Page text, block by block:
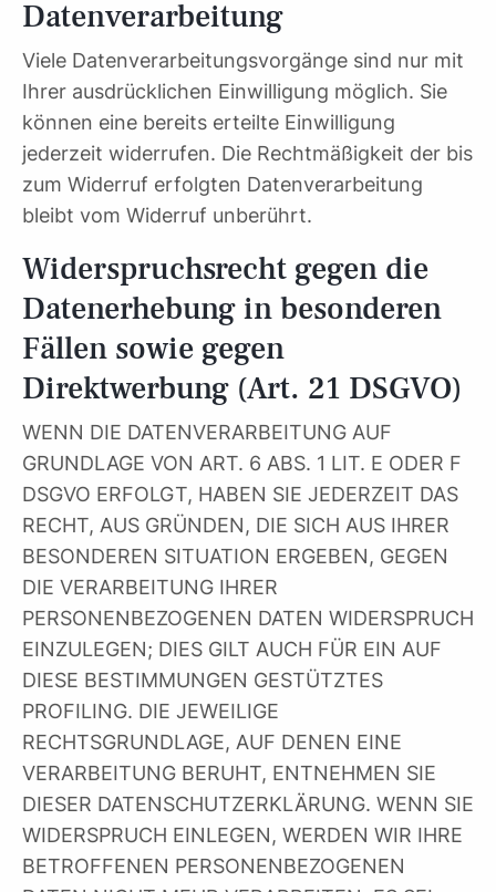
Datenverarbeitung
Viele Datenverarbeitungsvorgänge sind nur mit
Ihrer ausdrücklichen Einwilligung möglich. Sie
können eine bereits erteilte Einwilligung
jederzeit widerrufen. Die Rechtmäßigkeit der bis
zum Widerruf erfolgten Datenverarbeitung
bleibt vom Widerruf unberührt.
Widerspruchsrecht gegen die
Datenerhebung in besonderen
Fällen sowie gegen
Direktwerbung (Art. 21 DSGVO)
WENN DIE DATENVERARBEITUNG AUF
GRUNDLAGE VON ART. 6 ABS. 1 LIT. E ODER F
DSGVO ERFOLGT, HABEN SIE JEDERZEIT DAS
RECHT, AUS GRÜNDEN, DIE SICH AUS IHRER
BESONDEREN SITUATION ERGEBEN, GEGEN
DIE VERARBEITUNG IHRER
PERSONENBEZOGENEN DATEN WIDERSPRUCH
EINZULEGEN; DIES GILT AUCH FÜR EIN AUF
DIESE BESTIMMUNGEN GESTÜTZTES
PROFILING. DIE JEWEILIGE
RECHTSGRUNDLAGE, AUF DENEN EINE
VERARBEITUNG BERUHT, ENTNEHMEN SIE
DIESER DATENSCHUTZERKLÄRUNG. WENN SIE
WIDERSPRUCH EINLEGEN, WERDEN WIR IHRE
BETROFFENEN PERSONENBEZOGENEN